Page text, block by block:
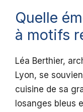
Quelle
à motifs
Léa Berthier,
Lyon, se
cuisine de sa
losanges bleus